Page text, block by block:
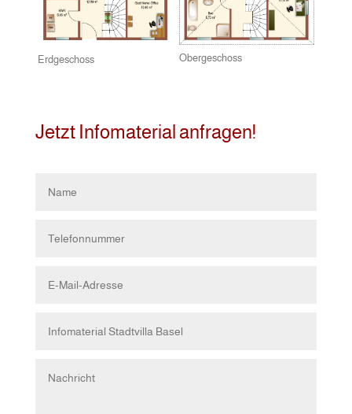
Erdgeschoss Obergeschoss
Jetzt Infomaterial anfragen!